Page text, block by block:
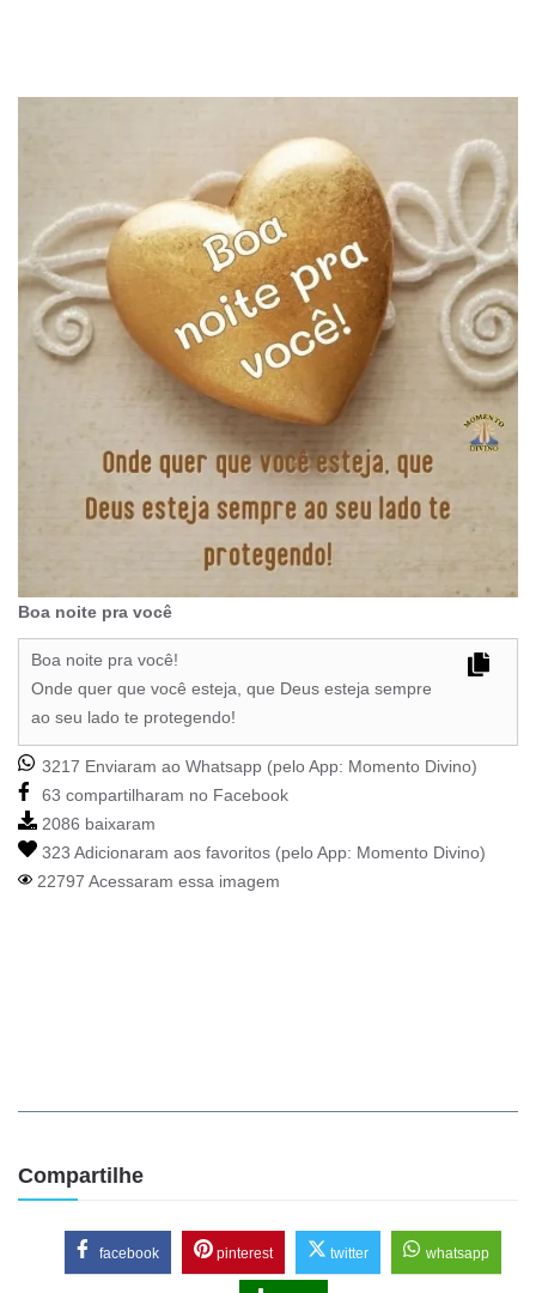
Boa noite pra você
Boa noite pra você!
Onde quer que você esteja, que Deus esteja sempre
ao seu lado te protegendo!
3217 Enviaram ao Whatsapp (pelo App: Momento Divino)
63 compartilharam no Facebook
2086 baixaram
323 Adicionaram aos favoritos (pelo App: Momento Divino)
22797 Acessaram essa imagem
Compartilhe
facebook pinterest twitter whatsapp